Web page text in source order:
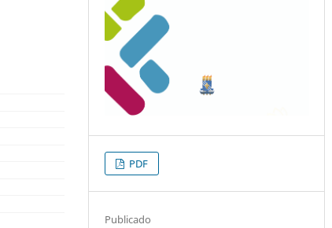
PDF
Publicado